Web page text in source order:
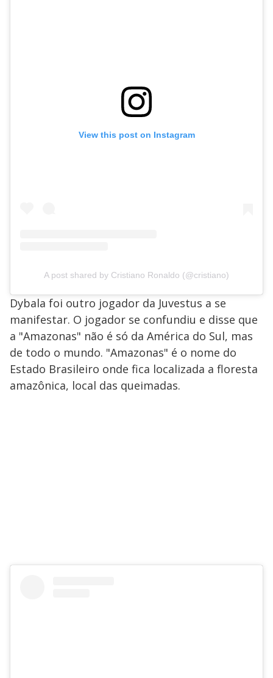
View this post on Instagram
A post shared by Cristiano Ronaldo (@cristiano)
Dybala foi outro jogador da Juvestus a se
manifestar. O jogador se confundiu e disse que
a "Amazonas" não é só da América do Sul, mas
de todo o mundo. "Amazonas" é o nome do
Estado Brasileiro onde fica localizada a floresta
amazônica, local das queimadas.